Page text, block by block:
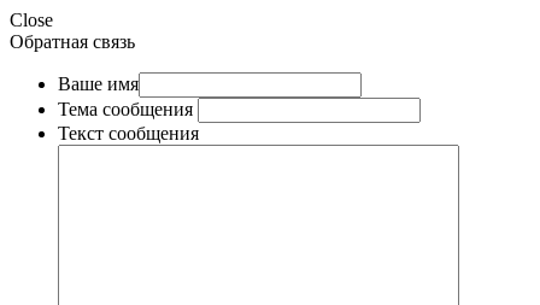
Close
Обратная связь
Ваше имя
Тема сообщения
Текст сообщения